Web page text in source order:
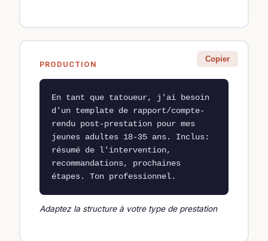
PRODUCTION
Copier
En tant que tatoueur, j'ai besoin
d'un template de rapport/compte-
rendu post-prestation pour mes
jeunes adultes 18-35 ans. Inclus:
résumé de l'intervention,
recommandations, prochaines
étapes. Ton professionnel.
Adaptez la structure à votre type de prestation